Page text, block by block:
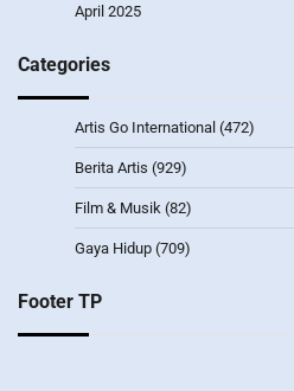
April 2025
Categories
Artis Go International (472)
Berita Artis (929)
Film & Musik (82)
Gaya Hidup (709)
Footer TP